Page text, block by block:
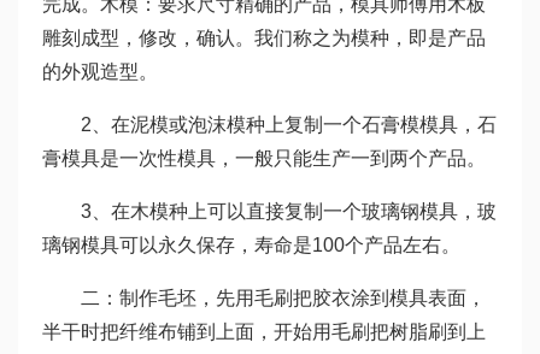
完成。木模：要求尺寸精确的产品，模具师傅用木板
雕刻成型，修改，确认。我们称之为模种，即是产品
的外观造型。
2、在泥模或泡沫模种上复制一个石膏模模具，石
膏模具是一次性模具，一般只能生产一到两个产品。
3、在木模种上可以直接复制一个玻璃钢模具，玻
璃钢模具可以永久保存，寿命是100个产品左右。
二：制作毛坯，先用毛刷把胶衣涂到模具表面，
半干时把纤维布铺到上面，开始用毛刷把树脂刷到上